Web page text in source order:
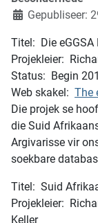
Gepubliseer:
Titel: Die eGGSA
Projekleier:
Status: Begin
Web skakel: The
Die projek se
die Suid
Argivarisse vir
soekbare
Titel: Suid
Projekleier:
Keller